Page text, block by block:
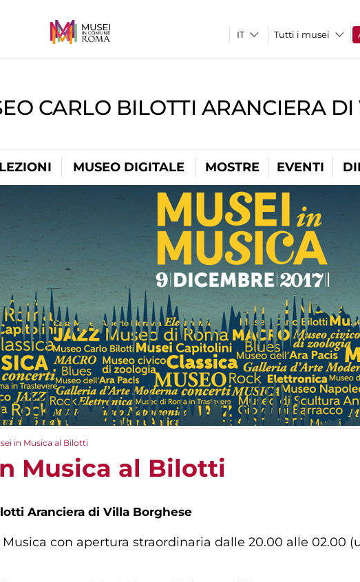
Tutti i musei
CARLO BILOTTI ARANCIERA
MUSEO DIGITALE MOSTRE EVENTI
in Musica al Bilotti
Musica al Bilotti
Aranciera di Villa Borghese
con apertura straordinaria dalle 20.00 alle 02.00